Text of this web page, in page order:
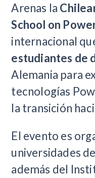
Arenas la
School on
internacional
estudiantes de
Alemania para
tecnologías
la transición
El evento es
universidades
además del